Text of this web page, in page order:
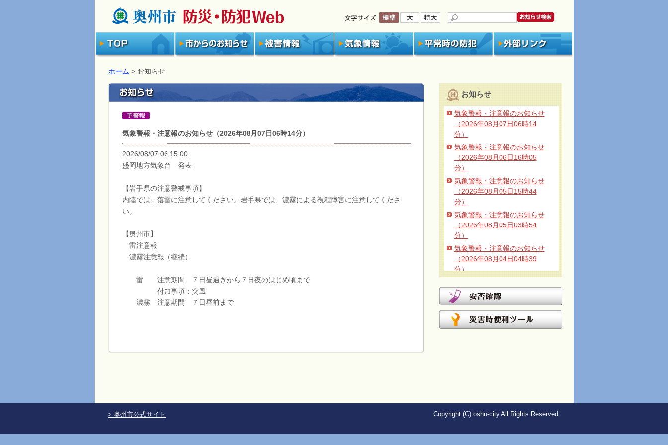
ホーム > お知らせ
気象警報・注意報のお知らせ（2026年08月07日06時14分）
2026/08/07 06:15:00
盛岡地方気象台 発表
【岩手県の注意警戒事項】
内陸では、落雷に注意してください。岩手県では、濃霧による視程障害に注意してくださ
い。
【奥州市】
雷注意報
濃霧注意報（継続）
雷 注意期間 ７日昼過ぎから７日夜のはじめ頃まで
付加事項：突風
濃霧 注意期間 ７日昼前まで
お知らせ
気象警報・注意報のお知らせ
（2026年08月07日06時14
分）
気象警報・注意報のお知らせ
（2026年08月06日16時05
分）
気象警報・注意報のお知らせ
（2026年08月05日15時44
分）
気象警報・注意報のお知らせ
（2026年08月05日03時54
分）
気象警報・注意報のお知らせ
（2026年08月04日04時39
分）
（2026年08月03日08時20
分）
避難所開設のお知らせ（2026
年08月02日08時12分）
知らせ（2026年08月01日08
> 奥州市公式サイト Copyright (C) oshu-city All Rights Reserved.